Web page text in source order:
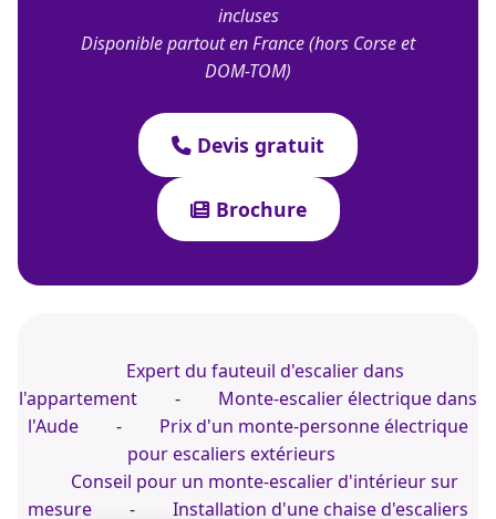
incluses
Disponible partout en France (hors Corse et
DOM-TOM)
Devis gratuit
Brochure
Expert du fauteuil d'escalier dans
l'appartement
-
Monte-escalier électrique dans
l'Aude
-
Prix d'un monte-personne électrique
pour escaliers extérieurs
Conseil pour un monte-escalier d'intérieur sur
mesure
- Installation d'une chaise d'escaliers